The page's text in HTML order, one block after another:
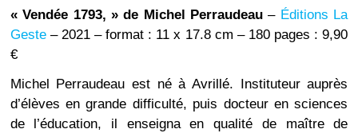
« Vendée 1793, » de Michel Perraudeau – Éditions La
Geste– 2021 – format : 11 x 17.8 cm – 180 pages : 9,90
€
Michel Perraudeau est né à Avrillé. Instituteur auprès
d’élèves en grande difficulté, puis docteur en sciences
de l’éducation, il enseigna en qualité de maître de